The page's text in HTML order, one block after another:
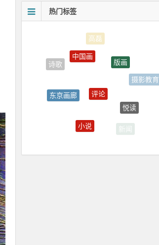
热门标签
诗歌
中国画
摄影教育
新闻